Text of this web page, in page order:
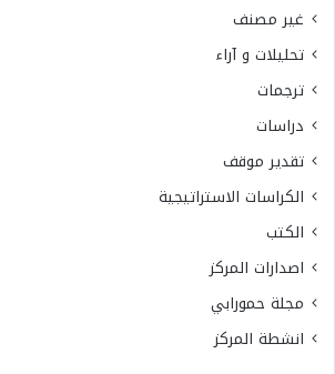
غير مصنف
تحليلات و آراء
ترجمات
دراسات
تقدير موقف
الكراسات الاستراتيجية
الكتب
اصدارات المركز
مجلة حمورابي
انشطة المركز